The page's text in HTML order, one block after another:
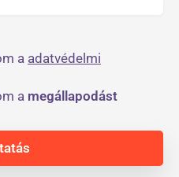
a adatvédelmi
a megállapodást